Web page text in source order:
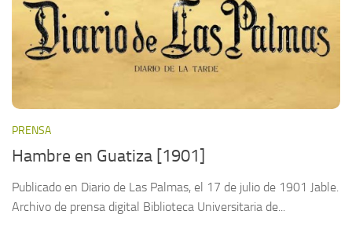
PRENSA
Hambre en Guatiza [1901]
Publicado en Diario de Las Palmas, el 17 de julio de 1901 Jable.
Archivo de prensa digital Biblioteca Universitaria de...